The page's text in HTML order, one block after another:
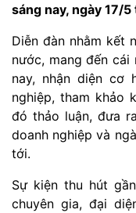
sáng nay, ngày 17/5
Diễn đàn nhằm kết
nước, mang đến cái
nay, nhận diện cơ
nghiệp, tham khảo
đó thảo luận, đưa
doanh nghiệp và
tới.
Sự kiện thu hút
chuyên gia, đại